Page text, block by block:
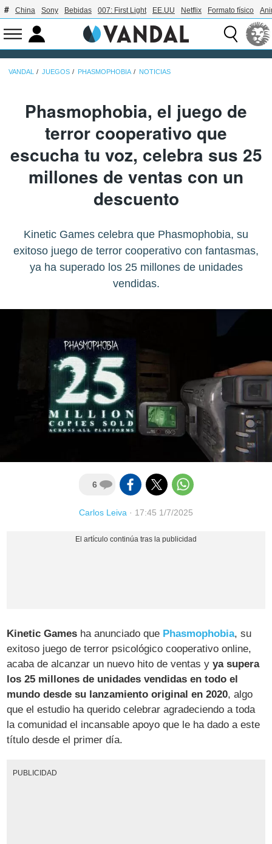
China Sony Bebidas 007: First Light EE.UU Netflix Formato físico
VANDAL JUEGOS PHASMOPHOBIA NOTICIAS
Phasmophobia, el juego de
terror cooperativo que
escucha tu voz, celebra sus 25
millones de ventas con un
descuento
Kinetic Games celebra que Phasmophobia, su
exitoso juego de terror cooperativo con fantasmas,
ya ha superado los 25 millones de unidades
vendidas.
6
Carlos Leiva · 17:45 1/7/2025
Kinetic Games ha anunciado que Phasmophobia, su
exitoso juego de terror psicológico cooperativo online,
acaba de alcanzar un nuevo hito de ventas yya supera
los 25 millones de unidades vendidas en todo el
mundo desde su lanzamiento original en 2020, algo
que el estudio ha querido celebrar agradeciendo a toda
la comunidad el incansable apoyo que le ha dado a este
título desde el primer día.
PUBLICIDAD